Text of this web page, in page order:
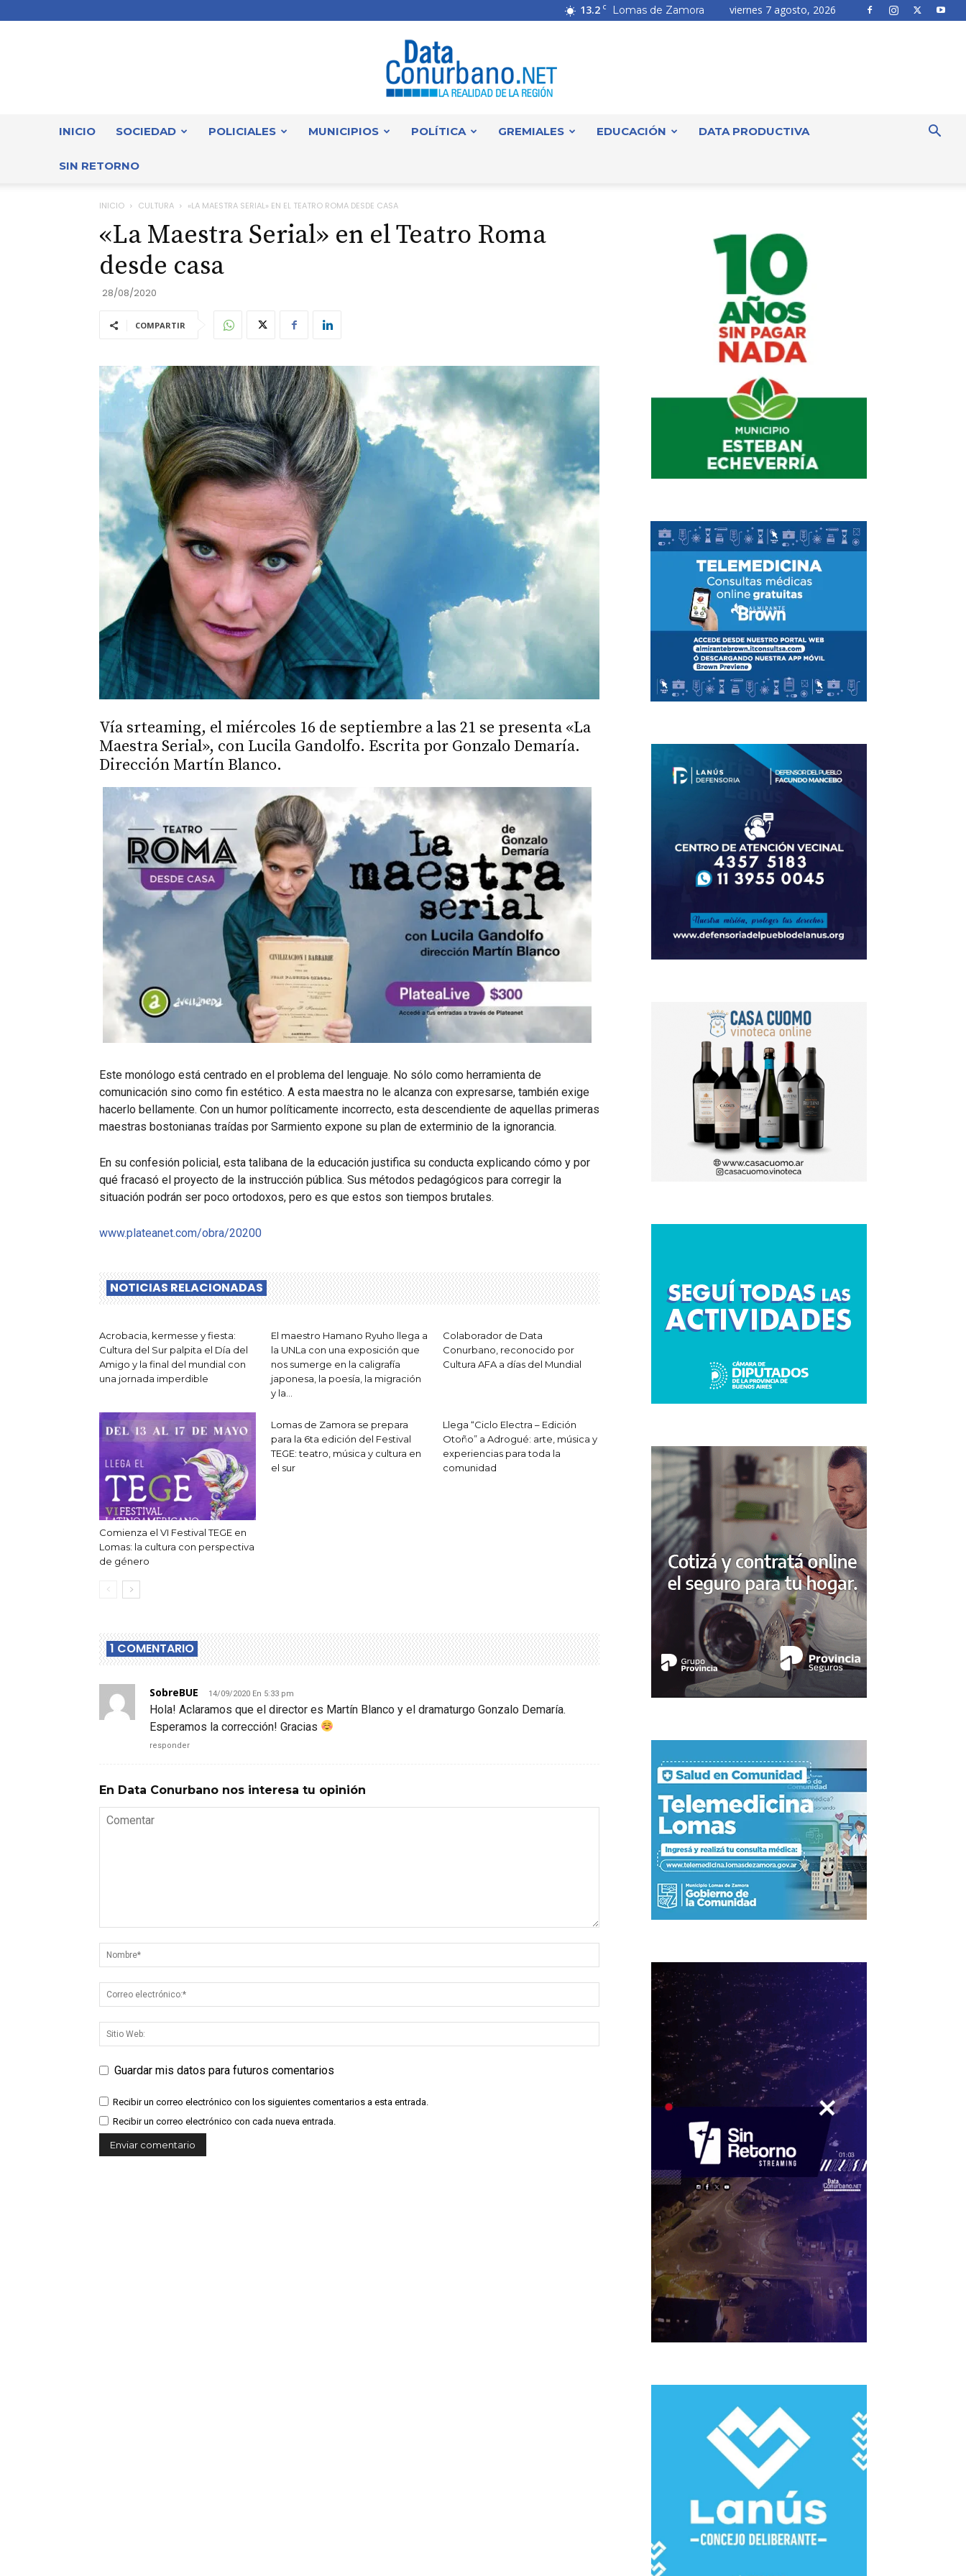
13.2 C Lomas de Zamora viernes 7 agosto, 2026
INICIO SOCIEDAD POLICIALES MUNICIPIOS POLÍTICA GREMIALES EDUCACIÓN DATA PRODUCTIVA
SIN RETORNO
INICIO CULTURA «LA MAESTRA SERIAL» EN EL TEATRO ROMA DESDE CASA
«La Maestra Serial» en el Teatro Roma
desde casa
28/08/2020
COMPARTIR
Vía srteaming, el miércoles 16 de septiembre a las 21 se presenta «La
Maestra Serial», con Lucila Gandolfo. Escrita por Gonzalo Demaría.
Dirección Martín Blanco.
Este monólogo está centrado en el problema del lenguaje. No sólo como herramienta de
comunicación sino como fin estético. A esta maestra no le alcanza con expresarse, también exige
hacerlo bellamente. Con un humor políticamente incorrecto, esta descendiente de aquellas primeras
maestras bostonianas traídas por Sarmiento expone su plan de exterminio de la ignorancia.
En su confesión policial, esta talibana de la educación justifica su conducta explicando cómo y por
qué fracasó el proyecto de la instrucción pública. Sus métodos pedagógicos para corregir la
situación podrán ser poco ortodoxos, pero es que estos son tiempos brutales.
www.plateanet.com/obra/20200
NOTICIAS RELACIONADAS
Acrobacia, kermesse y fiesta:
Cultura del Sur palpita el Día del
Amigo y la final del mundial con
una jornada imperdible
El maestro Hamano Ryuho llega a
la UNLa con una exposición que
nos sumerge en la caligrafía
japonesa, la poesía, la migración
y la...
Colaborador de Data
Conurbano, reconocido por
Cultura AFA a días del Mundial
Comienza el VI Festival TEGE en
Lomas: la cultura con perspectiva
de género
Lomas de Zamora se prepara
para la 6ta edición del Festival
TEGE: teatro, música y cultura en
el sur
Llega “Ciclo Electra – Edición
Otoño” a Adrogué: arte, música y
experiencias para toda la
comunidad
1 COMENTARIO
SobreBUE 14/09/2020 En 5:33 pm
Hola! Aclaramos que el director es Martín Blanco y el dramaturgo Gonzalo Demaría.
Esperamos la corrección! Gracias
responder
En Data Conurbano nos interesa tu opinión
Guardar mis datos para futuros comentarios
Recibir un correo electrónico con los siguientes comentarios a esta entrada.
Recibir un correo electrónico con cada nueva entrada.